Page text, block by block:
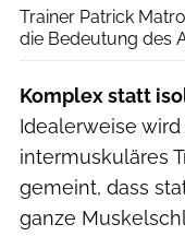
Trainer Patrick
die Bedeutung des
Komplex statt
Idealerweise
intermuskuläres
gemeint, dass
ganze